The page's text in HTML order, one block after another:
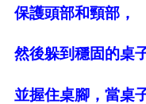
保護頭部和頸部，
然後躲到穩固的桌
並握住桌腳，當桌